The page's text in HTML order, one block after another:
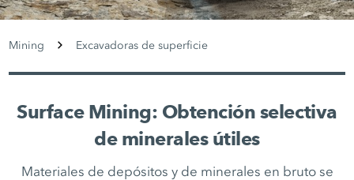
Mining Excavadoras de superficie
Surface Mining: Obtención selectiva
de minerales útiles
Materiales de depósitos y de minerales en bruto se